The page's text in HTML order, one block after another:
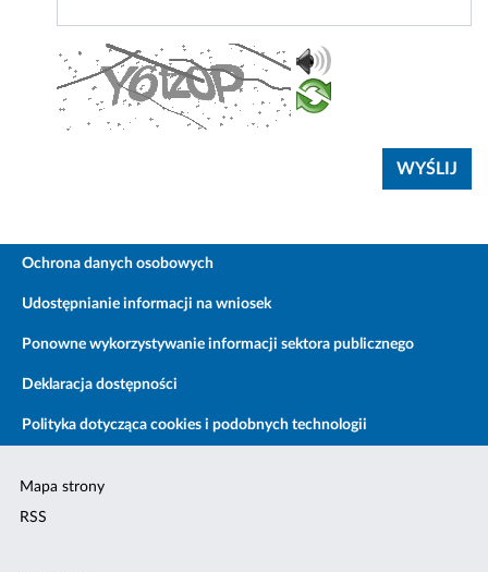
Ochrona danych osobowych
Udostępnianie informacji na wniosek
Ponowne wykorzystywanie informacji sektora publicznego
Deklaracja dostępności
Polityka dotycząca cookies i podobnych technologii
Mapa strony
RSS